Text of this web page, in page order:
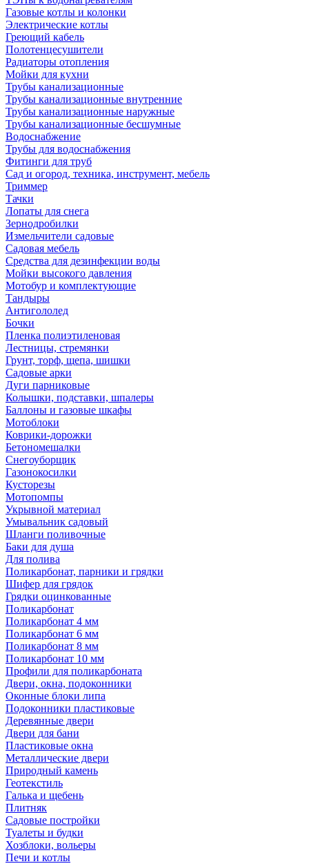
Газовые котлы и колонки
Электрические котлы
Греющий кабель
Полотенцесушители
Радиаторы отопления
Мойки для кухни
Трубы канализационные
Трубы канализационные внутренние
Трубы канализационные наружные
Трубы канализационные бесшумные
Водоснабжение
Трубы для водоснабжения
Фитинги для труб
Сад и огород, техника, инструмент, мебель
Триммер
Тачки
Лопаты для снега
Зернодробилки
Измельчители садовые
Садовая мебель
Средства для дезинфекции воды
Мойки высокого давления
Мотобур и комплектующие
Тандыры
Антигололед
Бочки
Пленка полиэтиленовая
Лестницы, стремянки
Грунт, торф, щепа, шишки
Садовые арки
Дуги парниковые
Колышки, подставки, шпалеры
Баллоны и газовые шкафы
Мотоблоки
Коврики-дорожки
Бетономешалки
Снегоуборщик
Газонокосилки
Кусторезы
Мотопомпы
Укрывной материал
Умывальник садовый
Шланги поливочные
Баки для душа
Для полива
Поликарбонат, парники и грядки
Шифер для грядок
Грядки оцинкованные
Поликарбонат
Поликарбонат 4 мм
Поликарбонат 6 мм
Поликарбонат 8 мм
Поликарбонат 10 мм
Профили для поликарбоната
Двери, окна, подоконники
Оконные блоки липа
Подоконники пластиковые
Деревянные двери
Двери для бани
Пластиковые окна
Металлические двери
Природный камень
Геотекстиль
Галька и щебень
Плитняк
Садовые постройки
Туалеты и будки
Хозблоки, вольеры
Печи и котлы